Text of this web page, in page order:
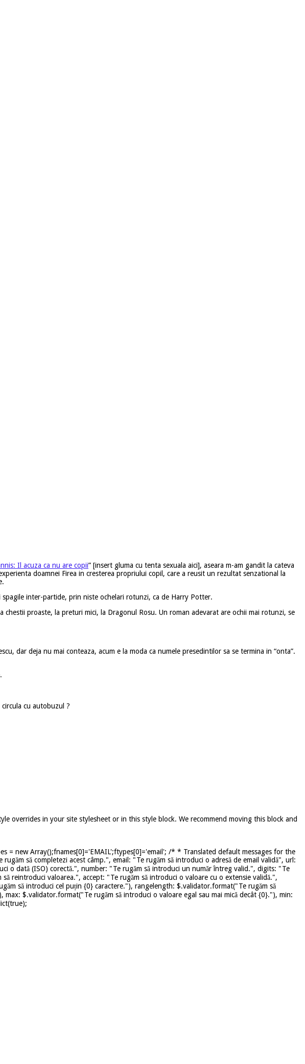
Il acuza ca nu are copii” [insert gluma cu tenta sexuala aici], aseara m-am gandit la cateva
doamnei Firea in cresterea propriului copil, care a reusit un rezultat senzational la
inter-partide, prin niste ochelari rotunzi, ca de Harry Potter.
proaste, la preturi mici, la Dragonul Rosu. Un roman adevarat are ochii mai rotunzi, se
dar deja nu mai conteaza, acum e la moda ca numele presedintilor sa se termina in “onta”.
cu autobuzul ?
overrides in your site stylesheet or in this style block. We recommend moving this block and
= new Array();fnames[0]='EMAIL';ftypes[0]='email'; /* * Translated default messages for the
să completezi acest câmp.", email: "Te rugăm să introduci o adresă de email validă", url:
o dată (ISO) corectă.", number: "Te rugăm să introduci un număr întreg valid.", digits: "Te
reintroduci valoarea.", accept: "Te rugăm să introduci o valoare cu o extensie validă.",
să introduci cel puțin {0} caractere."), rangelength: $.validator.format("Te rugăm să
$.validator.format("Te rugăm să introduci o valoare egal sau mai mică decât {0}."), min: